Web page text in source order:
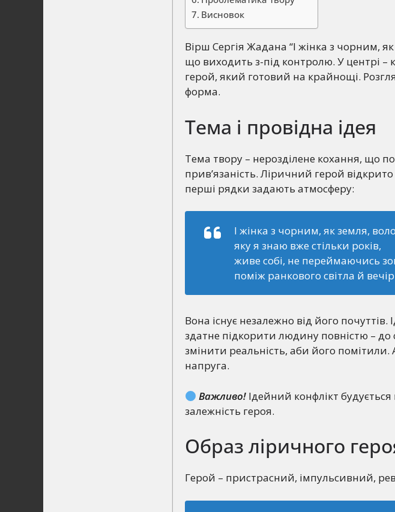
Висновок
Вірш Сергія Жадана “І жінка з чорним,
що виходить з-під контролю. У центрі –
герой, який готовий на крайнощі.
форма.
Тема і провідна ідея
Тема твору – нерозділене кохання, що
прив’язаність. Ліричний герой
перші рядки задають атмосферу:
І жінка з чорним, як земля,
яку я знаю вже стільки років,
живе собі, не переймаючись
поміж ранкового світла й
Вона існує незалежно від його
здатне підкорити людину повністю –
змінити реальність, аби його
напруга.
Важливо! Ідейний конфлікт
залежність героя.
Образ ліричного
Герой – пристрасний, імпульсивний,